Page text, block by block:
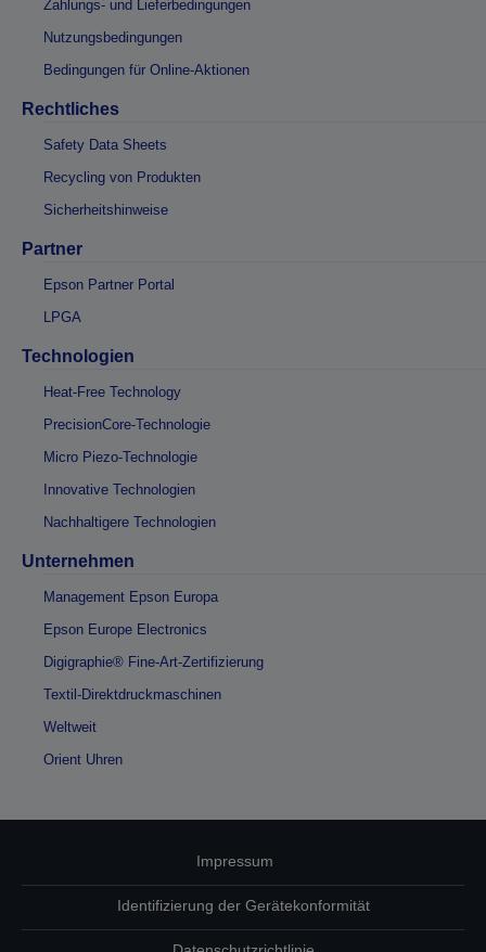
Zahlungs- und Lieferbedingungen
Nutzungsbedingungen
Bedingungen für Online-Aktionen
Rechtliches
Safety Data Sheets
Recycling von Produkten
Sicherheitshinweise
Partner
Epson Partner Portal
LPGA
Technologien
Heat-Free Technology
PrecisionCore-Technologie
Micro Piezo-Technologie
Innovative Technologien
Nachhaltigere Technologien
Unternehmen
Management Epson Europa
Epson Europe Electronics
Digigraphie® Fine-Art-Zertifizierung
Textil-Direktdruckmaschinen
Weltweit
Orient Uhren
Impressum
Identifizierung der Gerätekonformität